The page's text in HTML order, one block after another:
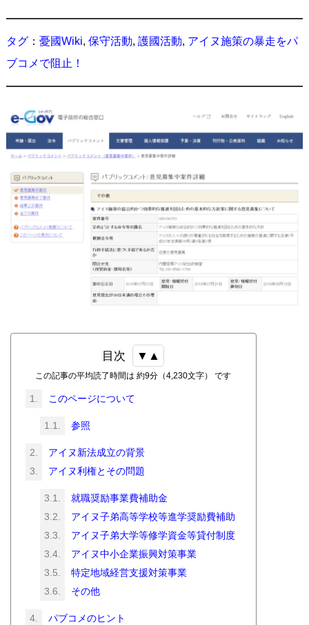
タグ： 憂國Wiki, 保守活動, 護國活動, アイヌ施策の暴走をパ
ブコメで阻止！
目次
この記事の平均読了時間は 約9分（4,230文字） です
このページについて
参照
アイヌ新法成立の背景
アイヌ利権とその問題
就職奨励事業費補助金
アイヌ子弟高等学校等進学奨励費補助
アイヌ子弟大学等修学資金等貸付制度
アイヌ中小企業振興対策事業
特定地域経営支援対策事業
その他
パブコメのヒント